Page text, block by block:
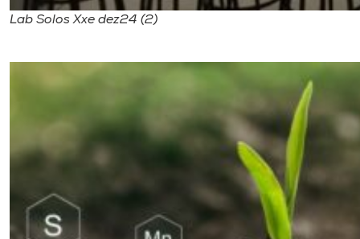
Lab Solos Xxe dez24 (2)